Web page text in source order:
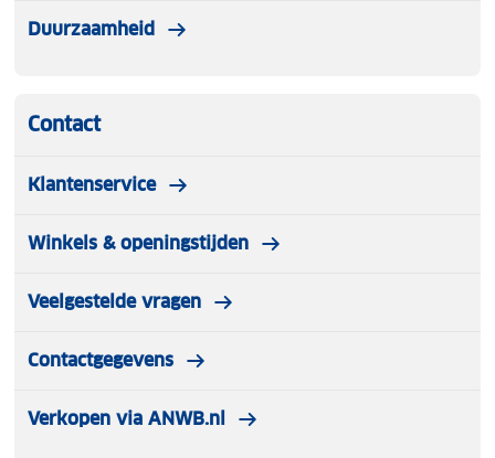
Duurzaamheid
Contact
Klantenservice
Winkels & openingstijden
Veelgestelde vragen
Contactgegevens
Verkopen via ANWB.nl